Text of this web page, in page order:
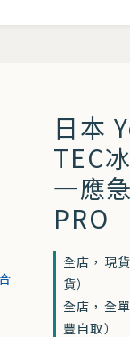
日本
TEC
一應
PRO
全店，現
貨）
全店，全
豐自取）